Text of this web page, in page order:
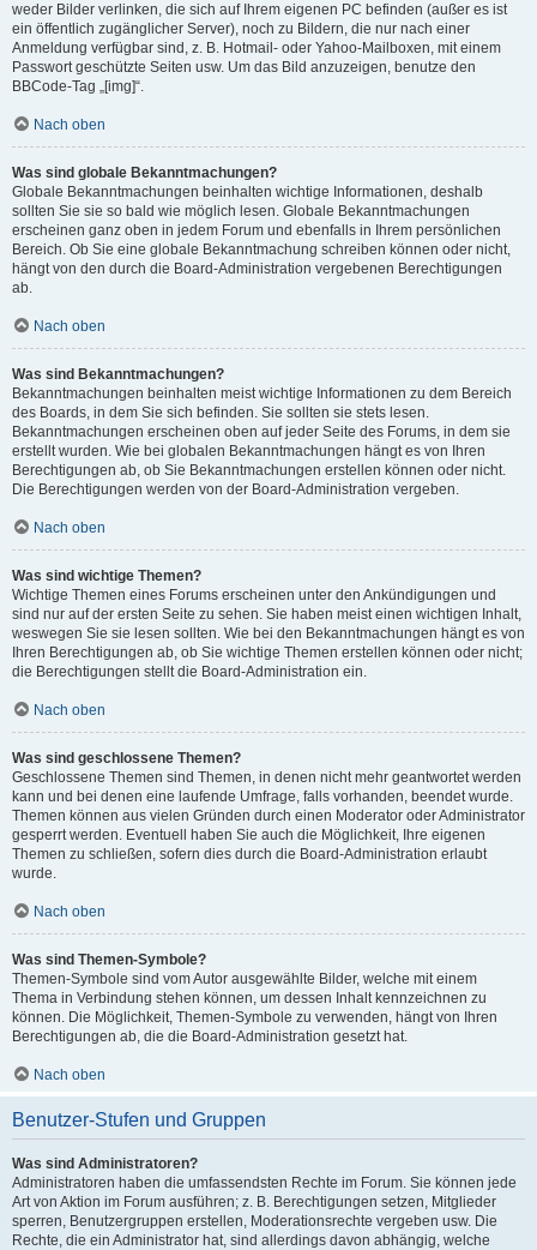
weder Bilder verlinken, die sich auf Ihrem eigenen PC befinden (außer es ist
ein öffentlich zugänglicher Server), noch zu Bildern, die nur nach einer
Anmeldung verfügbar sind, z. B. Hotmail- oder Yahoo-Mailboxen, mit einem
Passwort geschützte Seiten usw. Um das Bild anzuzeigen, benutze den
BBCode-Tag „[img]“.
Nach oben
Was sind globale Bekanntmachungen?
Globale Bekanntmachungen beinhalten wichtige Informationen, deshalb
sollten Sie sie so bald wie möglich lesen. Globale Bekanntmachungen
erscheinen ganz oben in jedem Forum und ebenfalls in Ihrem persönlichen
Bereich. Ob Sie eine globale Bekanntmachung schreiben können oder nicht,
hängt von den durch die Board-Administration vergebenen Berechtigungen
ab.
Nach oben
Was sind Bekanntmachungen?
Bekanntmachungen beinhalten meist wichtige Informationen zu dem Bereich
des Boards, in dem Sie sich befinden. Sie sollten sie stets lesen.
Bekanntmachungen erscheinen oben auf jeder Seite des Forums, in dem sie
erstellt wurden. Wie bei globalen Bekanntmachungen hängt es von Ihren
Berechtigungen ab, ob Sie Bekanntmachungen erstellen können oder nicht.
Die Berechtigungen werden von der Board-Administration vergeben.
Nach oben
Was sind wichtige Themen?
Wichtige Themen eines Forums erscheinen unter den Ankündigungen und
sind nur auf der ersten Seite zu sehen. Sie haben meist einen wichtigen Inhalt,
weswegen Sie sie lesen sollten. Wie bei den Bekanntmachungen hängt es von
Ihren Berechtigungen ab, ob Sie wichtige Themen erstellen können oder nicht;
die Berechtigungen stellt die Board-Administration ein.
Nach oben
Was sind geschlossene Themen?
Geschlossene Themen sind Themen, in denen nicht mehr geantwortet werden
kann und bei denen eine laufende Umfrage, falls vorhanden, beendet wurde.
Themen können aus vielen Gründen durch einen Moderator oder Administrator
gesperrt werden. Eventuell haben Sie auch die Möglichkeit, Ihre eigenen
Themen zu schließen, sofern dies durch die Board-Administration erlaubt
wurde.
Nach oben
Was sind Themen-Symbole?
Themen-Symbole sind vom Autor ausgewählte Bilder, welche mit einem
Thema in Verbindung stehen können, um dessen Inhalt kennzeichnen zu
können. Die Möglichkeit, Themen-Symbole zu verwenden, hängt von Ihren
Berechtigungen ab, die die Board-Administration gesetzt hat.
Nach oben
Benutzer-Stufen und Gruppen
Was sind Administratoren?
Administratoren haben die umfassendsten Rechte im Forum. Sie können jede
Art von Aktion im Forum ausführen; z. B. Berechtigungen setzen, Mitglieder
sperren, Benutzergruppen erstellen, Moderationsrechte vergeben usw. Die
Rechte, die ein Administrator hat, sind allerdings davon abhängig, welche